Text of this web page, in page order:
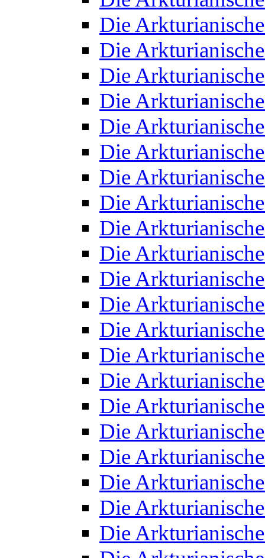
Die
Die
Die
Die
Die
Die
Die
Die
Die
Die
Die
Die
Die
Die
Die
Die
Die
Die
Die
Die
Die